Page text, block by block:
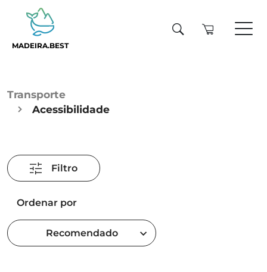
MADEIRA.BEST
Transporte
Acessibilidade
Filtro
Ordenar por
Recomendado